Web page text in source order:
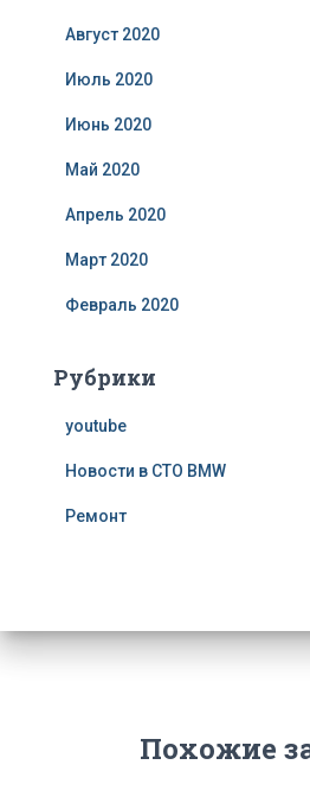
Август 2020
Июль 2020
Июнь 2020
Май 2020
Апрель 2020
Март 2020
Февраль 2020
Рубрики
youtube
Новости в СТО BMW
Ремонт
Похожие